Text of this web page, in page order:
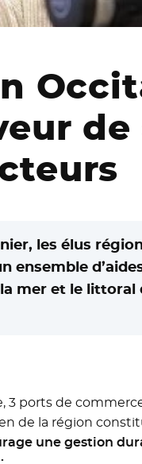
de
les élus
ensemble
mer et le littoral
ports de
de la région
une gestion